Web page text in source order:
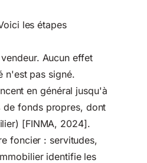
les étapes
Aucun effet
n'est pas signé.
en général jusqu'à
de fonds propres, dont
[FINMA, 2024].
foncier : servitudes,
identifie les